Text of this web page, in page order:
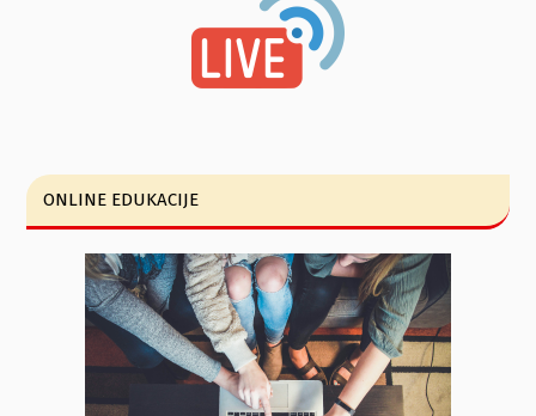
ONLINE EDUKACIJE